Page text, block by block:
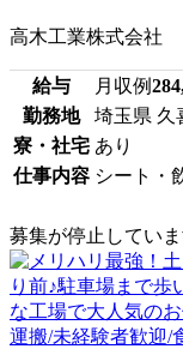
高木工業株式会社
給与 月収例
勤務地
埼玉県 久
寮・社宅 あり
仕事内容 シート・
募集が停止してい